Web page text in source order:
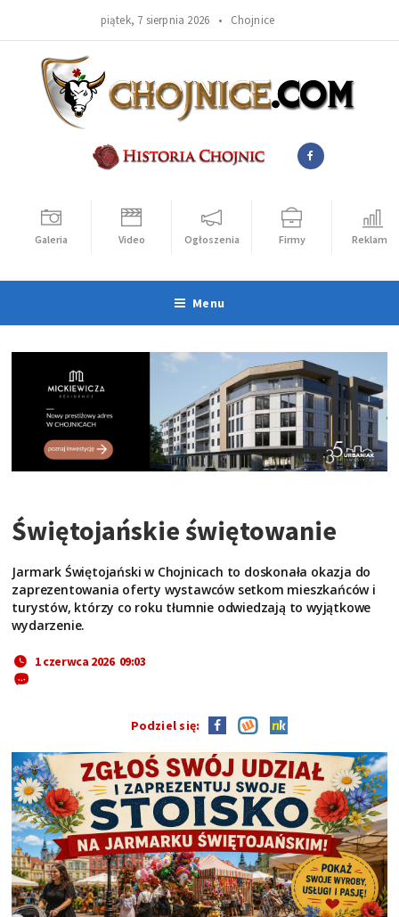
piątek, 7 sierpnia 2026 • Chojnice
Galeria Video Ogłoszenia Firmy Reklama
Menu
Świętojańskie świętowanie
Jarmark Świętojański w Chojnicach to doskonała okazja do
zaprezentowania oferty wystawców setkom mieszkańców i
turystów, którzy co roku tłumnie odwiedzają to wyjątkowe
wydarzenie.
1 czerwca 2026 09:03
Podziel się: